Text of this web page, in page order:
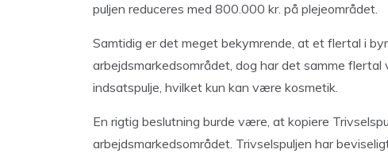
puljen reduceres med 800.000 kr. på plejeområdet.
Samtidig er det meget bekymrende, at et flertal i
arbejdsmarkedsområdet, dog har det samme
indsatspulje, hvilket kun kan være kosmetik.
En rigtig beslutning burde være, at kopiere
arbejdsmarkedsområdet. Trivselspuljen har